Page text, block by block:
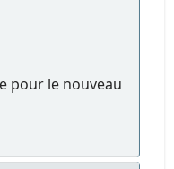
pour le nouveau